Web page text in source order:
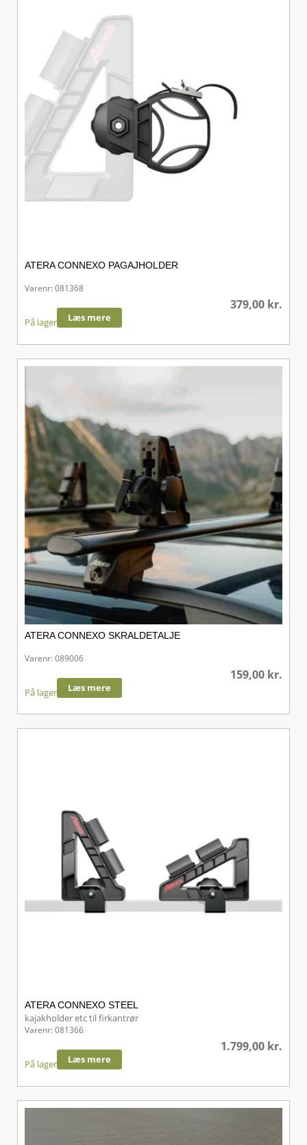
ATERA CONNEXO PAGAJHOLDER
Varenr: 081368
379,00 kr.
På lager Læs mere
ATERA CONNEXO SKRALDETALJE
Varenr: 089006
159,00 kr.
På lager Læs mere
ATERA CONNEXO STEEL
kajakholder etc til firkantrør
Varenr: 081366
1.799,00 kr.
På lager Læs mere